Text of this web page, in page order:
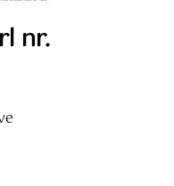
nr.